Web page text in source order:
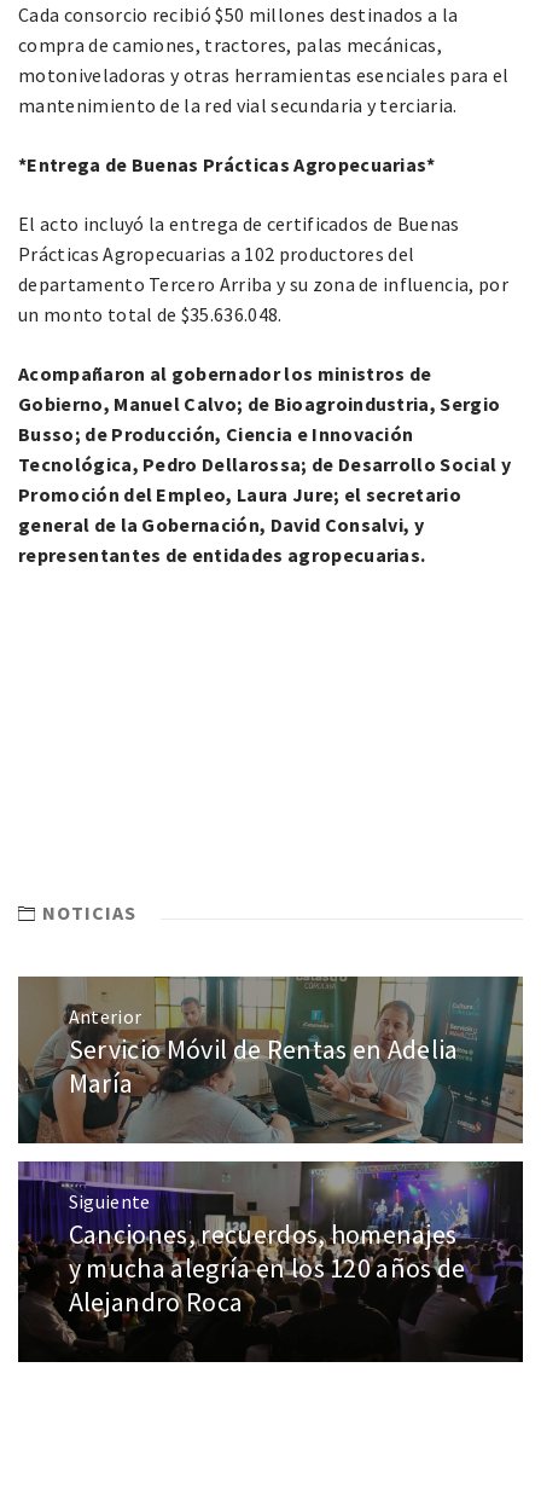
Cada consorcio recibió $50 millones destinados a la
compra de camiones, tractores, palas mecánicas,
motoniveladoras y otras herramientas esenciales para el
mantenimiento de la red vial secundaria y terciaria.
*Entrega de Buenas Prácticas Agropecuarias*
El acto incluyó la entrega de certificados de Buenas
Prácticas Agropecuarias a 102 productores del
departamento Tercero Arriba y su zona de influencia, por
un monto total de $35.636.048.
Acompañaron al gobernador los ministros de
Gobierno, Manuel Calvo; de Bioagroindustria, Sergio
Busso; de Producción, Ciencia e Innovación
Tecnológica, Pedro Dellarossa; de Desarrollo Social y
Promoción del Empleo, Laura Jure; el secretario
general de la Gobernación, David Consalvi, y
representantes de entidades agropecuarias.
NOTICIAS
Anterior
Servicio Móvil de Rentas en Adelia
María
Siguiente
Canciones, recuerdos, homenajes
y mucha alegría en los 120 años de
Alejandro Roca